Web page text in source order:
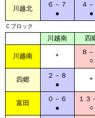
川越北
６－７
●
４
●
Ｃブロック
川越南 四
川越南 ＊
８
○
四郷
２－８
●
＊
富田
０－６
●
１３
○